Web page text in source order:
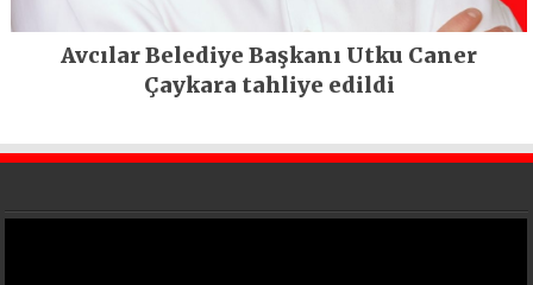
Avcılar Belediye Başkanı Utku Caner
Çaykara tahliye edildi